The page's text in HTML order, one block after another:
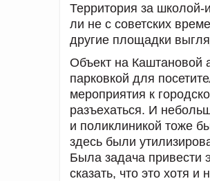
Территория за школой-
ли не с советских
другие площадки
Объект на Каштановой
парковкой для
мероприятия к
разъехаться. И
и поликлиникой тоже
здесь были
Была задача привести
сказать, что это хотя